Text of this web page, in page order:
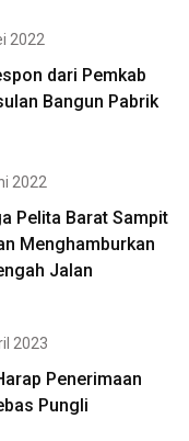
2022
dari Pemkab
Bangun Pabrik
2022
Pelita Barat Sampit
Menghamburkan
Jalan
2023
Penerimaan
Pungli